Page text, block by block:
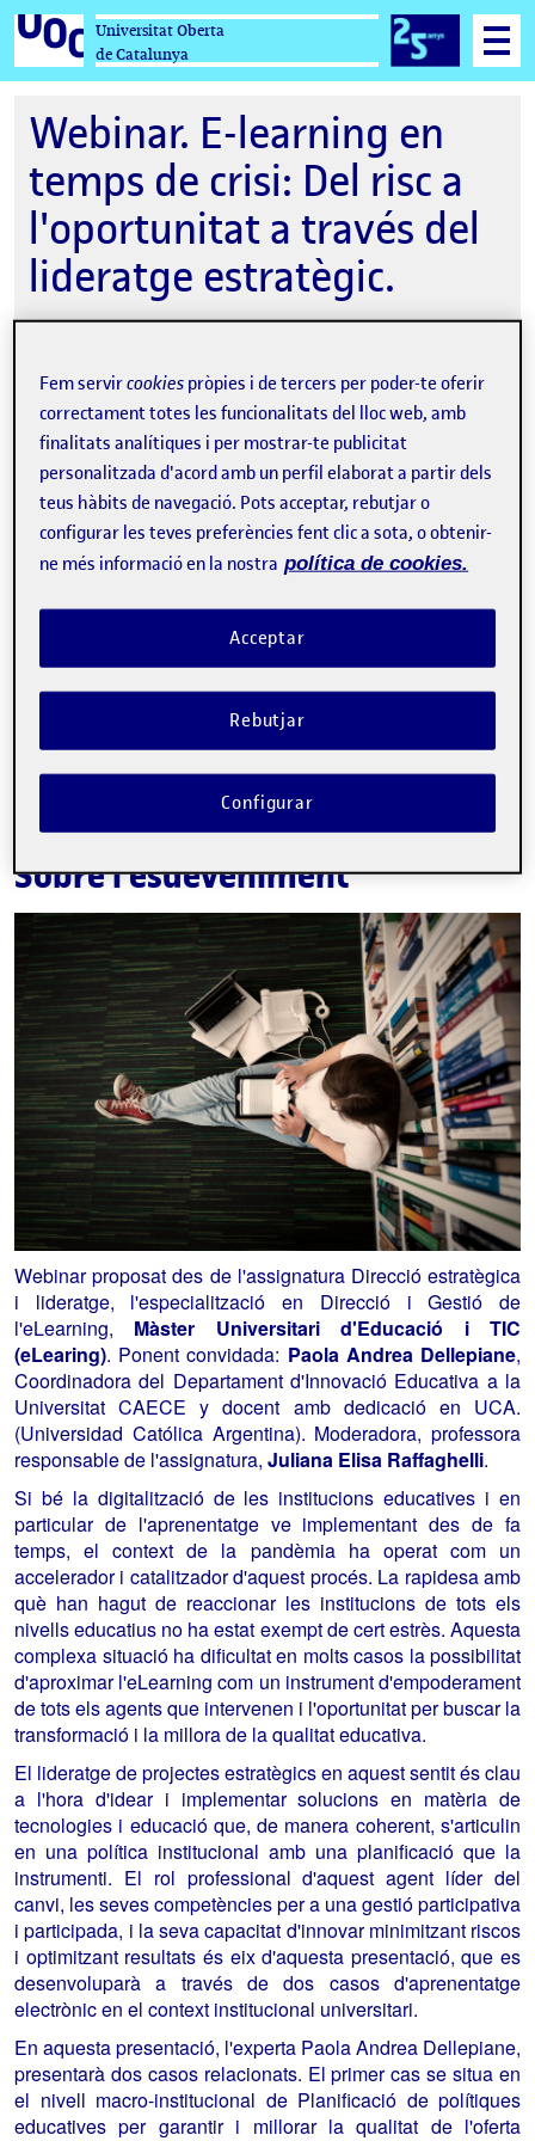
Universitat Oberta
de Catalunya
Webinar. E-learning en
temps de crisi: Del risc a
l'oportunitat a través del
lideratge estratègic.
24-11-2021 18:30
Online
Organitzat perUniversitat Oberta de
Catalunya
La inscripció ha finalitzat.
Contacte
Sobre l'esdeveniment
Webinar proposat des de l'assignatura Direcció estratègica
i lideratge, l'especialització en Direcció i Gestió de
l'eLearning, Màster Universitari d'Educació i TIC
(eLearing). Ponent convidada: Paola Andrea Dellepiane,
Coordinadora del Departament d'Innovació Educativa a la
Universitat CAECE y docent amb dedicació en UCA.
(Universidad Católica Argentina). Moderadora, professora
responsable de l'assignatura, Juliana Elisa Raffaghelli.
Si bé la digitalització de les institucions educatives i en
particular de l'aprenentatge ve implementant des de fa
temps, el context de la pandèmia ha operat com un
accelerador i catalitzador d'aquest procés. La rapidesa amb
què han hagut de reaccionar les institucions de tots els
nivells educatius no ha estat exempt de cert estrès. Aquesta
complexa situació ha dificultat en molts casos la possibilitat
d'aproximar l'eLearning com un instrument d'empoderament
de tots els agents que intervenen i l'oportunitat per buscar la
transformació i la millora de la qualitat educativa.
El lideratge de projectes estratègics en aquest sentit és clau
a l'hora d'idear i implementar solucions en matèria de
tecnologies i educació que, de manera coherent, s'articulin
en una política institucional amb una planificació que la
instrumenti. El rol professional d'aquest agent líder del
canvi, les seves competències per a una gestió participativa
i participada, i la seva capacitat d'innovar minimitzant riscos
i optimitzant resultats és eix d'aquesta presentació, que es
desenvoluparà a través de dos casos d'aprenentatge
electrònic en el context institucional universitari.
En aquesta presentació, l'experta Paola Andrea Dellepiane,
presentarà dos casos relacionats. El primer cas se situa en
el nivell macro-institucional de Planificació de polítiques
educatives per garantir i millorar la qualitat de l'oferta
Fem servircookies pròpies i de tercers per poder-te oferir
correctament totes les funcionalitats del lloc web, amb
finalitats analítiques i per mostrar-te publicitat
personalitzada d'acord amb un perfil elaborat a partir dels
teus hàbits de navegació. Pots acceptar, rebutjar o
configurar les teves preferències fent clic a sota, o obtenir-
ne més informació en la nostra política de cookies.
Rebutjar
Acceptar
Configurar